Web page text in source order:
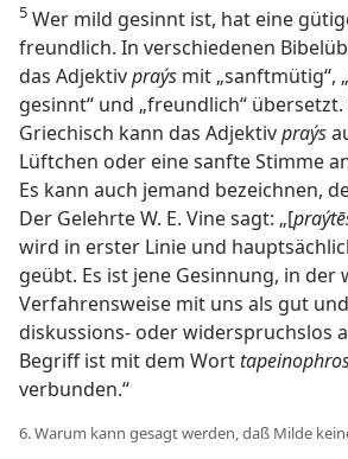
5 Wer mild gesinnt ist, hat eine
freundlich. In verschiedenen
das Adjektivpraýs mit „sanftmütig“,
gesinnt“ und „freundlich“
Griechisch kann das Adjektivpraýs
Lüftchen oder eine sanfte Stimme
Es kann auch jemand bezeichnen,
Der Gelehrte W. E. Vine sagt: „[
wird in erster Linie und
geübt. Es ist jene Gesinnung, in der
Verfahrensweise mit uns als gut
diskussions- oder widerspruchslos
Begriff ist mit dem Wort
verbunden.“
6. Warum kann gesagt werden, daß Milde